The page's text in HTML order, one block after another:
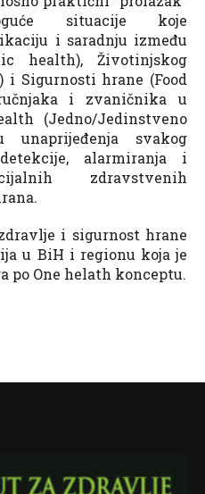
situacije koje
i saradnju između
health), Životinjskog
Sigurnosti hrane (Food
i zvaničnika u
(Jedno/Jedinstveno
svakog
alarmiranja i
zdravstvenih
i sigurnost hrane
u BiH i regionu koja je
One helath konceptu.